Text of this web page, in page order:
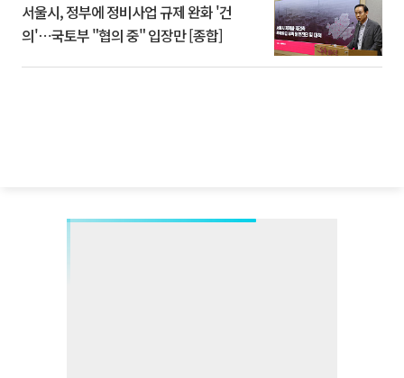
서울시, 정부에 정비사업 규제 완화 '건
의'⋯국토부 "협의 중" 입장만 [종합]